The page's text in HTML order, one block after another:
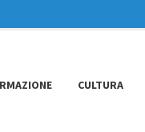
CULTURA